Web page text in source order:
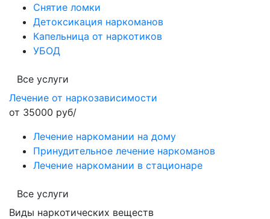
Снятие ломки
Детоксикация наркоманов
Капельница от наркотиков
УБОД
Все услуги
Лечение от наркозависимости
от 35000 руб/
Лечение наркомании на дому
Принудительное лечение наркоманов
Лечение наркомании в стационаре
Все услуги
Виды наркотических веществ